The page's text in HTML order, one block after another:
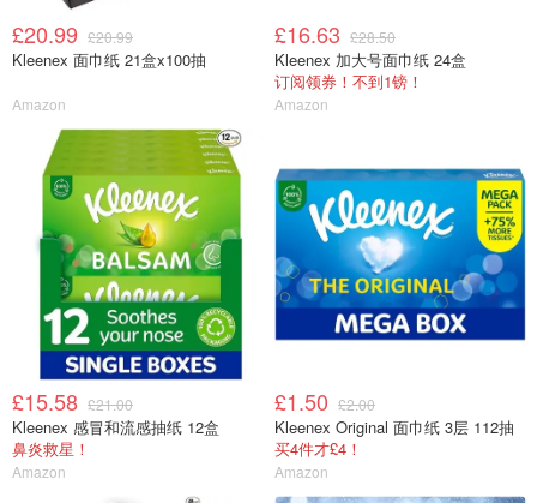
£20.99 £20.99
Kleenex 面巾纸 21盒x100抽
Amazon
£16.63 £28.50
Kleenex 加大号面巾纸 24盒
订阅领券！不到1镑！
Amazon
£15.58 £21.00
Kleenex 感冒和流感抽纸 12盒
鼻炎救星！
Amazon
£1.50 £2.00
Kleenex Original 面巾纸 3层 112抽
买4件才£4！
Amazon